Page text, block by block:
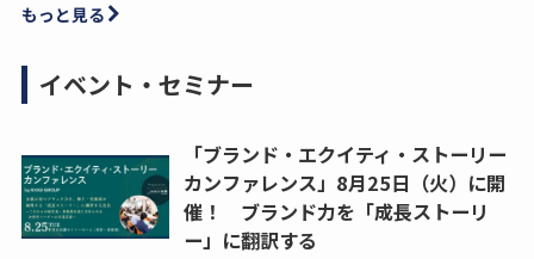
もっと見る
イベント・セミナー
「ブランド・エクイティ・ストーリー
カンファレンス」8月25日（火）に開
催！ ブランド力を「成長ストーリ
ー」に翻訳する